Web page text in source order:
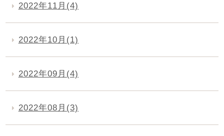
2022年11月(4)
2022年10月(1)
2022年09月(4)
2022年08月(3)